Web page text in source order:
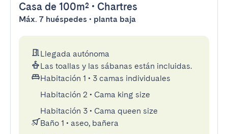
Casa de 100m² • Chartres
Máx. 7 huéspedes • planta baja
Llegada autónoma
Las toallas y las sábanas están incluidas.
Habitación 1 • 3 camas individuales
Habitación 2 • Cama king size
Habitación 3 • Cama queen size
Baño 1 • aseo, bañera